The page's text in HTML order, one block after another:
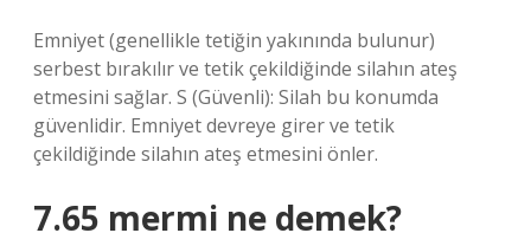
Emniyet (genellikle tetiğin yakınında bulunur)
serbest bırakılır ve tetik çekildiğinde silahın ateş
etmesini sağlar. S (Güvenli): Silah bu konumda
güvenlidir. Emniyet devreye girer ve tetik
çekildiğinde silahın ateş etmesini önler.
7.65 mermi ne demek?